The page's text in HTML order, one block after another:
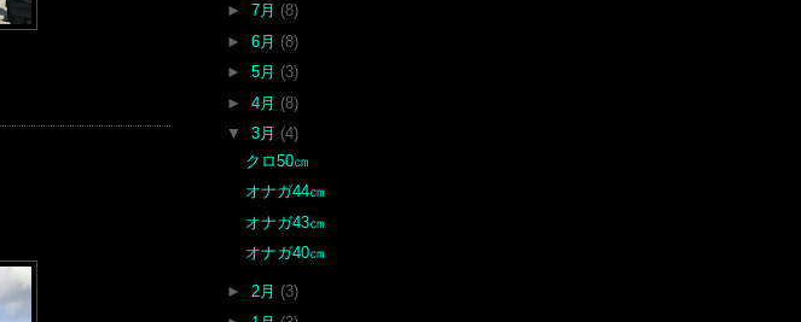
► 7月 (8)
► 6月 (8)
► 5月 (3)
► 4月 (8)
▼ 3月 (4)
クロ50㎝
オナガ44㎝
オナガ43㎝
オナガ40㎝
► 2月 (3)